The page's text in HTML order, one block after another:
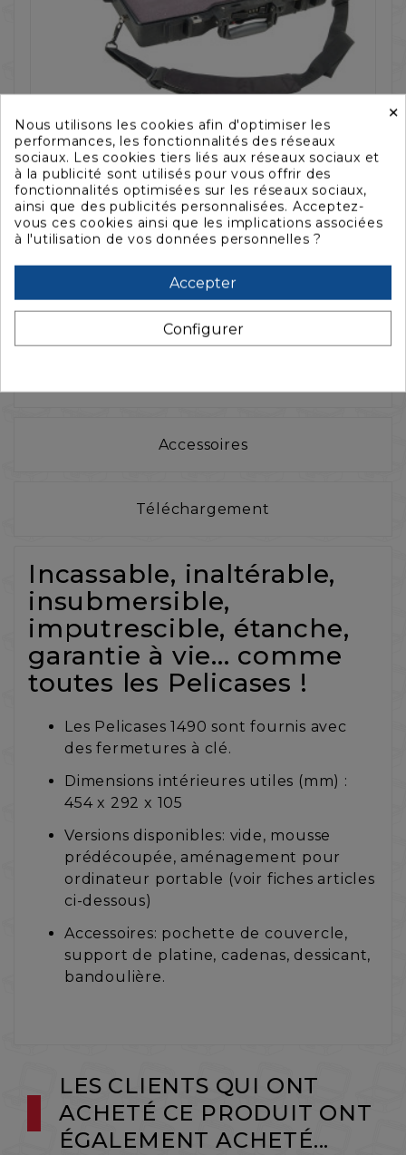
  
VALISE PELI™ 1495 VIDE, NOIRE
328,45 €
421,09 €
La description
Accessoires
Téléchargement
Incassable, inaltérable,
insubmersible,
imputrescible, étanche,
garantie à vie... comme
toutes les Pelicases !
Les Pelicases 1490 sont fournis avec
des fermetures à clé.
Dimensions intérieures utiles (mm) :
454 x 292 x 105
Versions disponibles: vide, mousse
prédécoupée, aménagement pour
ordinateur portable (voir fiches articles
ci-dessous)
Accessoires: pochette de couvercle,
support de platine, cadenas, dessicant,
bandoulière.
LES CLIENTS QUI ONT
ACHETÉ CE PRODUIT ONT
ÉGALEMENT ACHETÉ...
×
Nous utilisons les cookies afin d'optimiser les
performances, les fonctionnalités des réseaux
sociaux. Les cookies tiers liés aux réseaux sociaux et
à la publicité sont utilisés pour vous offrir des
fonctionnalités optimisées sur les réseaux sociaux,
ainsi que des publicités personnalisées. Acceptez-
vous ces cookies ainsi que les implications associées
à l'utilisation de vos données personnelles ?
Accepter
Configurer